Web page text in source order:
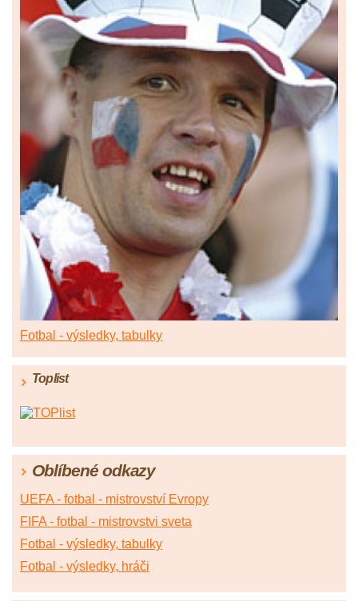
Fotbal - výsledky, tabulky
Toplist
Oblíbené odkazy
UEFA - fotbal - mistrovství Evropy
FIFA - fotbal - mistrovstvi sveta
Fotbal - výsledky, tabulky
Fotbal - výsledky, hráči